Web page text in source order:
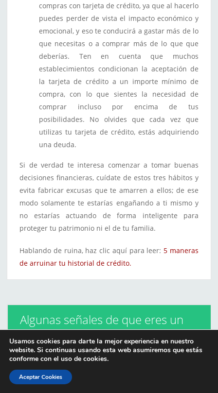
compras con tarjeta de crédito, ya que al hacerlo
puedes perder de vista el impacto económico y
emocional, y eso te conducirá a gastar más de lo
que necesitas o a comprar más de lo que que
deberías. Ten en cuenta que muchos
establecimientos condicionan la aceptación de
la tarjeta de crédito a un importe mínimo de
compra, con lo que sientes la necesidad de
comprar incluso por encima de tus
posibilidades. No olvides que cada vez que
utilizas tu tarjeta de crédito, estás adquiriendo
una deuda.
Si de verdad te interesa comenzar a tomar buenas
decisiones financieras, cuídate de estos tres hábitos y
evita fabricar excusas que te amarren a ellos; de ese
modo solamente te estarías engañando a ti mismo y
no estarías actuando de forma inteligente para
proteger tu patrimonio ni el de tu familia.
Hablando de ruina, haz clic aquí para leer: 5 maneras
de arruinar tu historial de crédito.
Algunas señales de que eres un
holgazán financiero
07 de August de 2016
/
Educación Financiera,Libertad Financiera
Personales
/
Deja un comentario
Usamos cookies para darte la mejor experiencia en nuestro
website. Si continuas usando esta web asumiremos que estás
conforme con el uso de cookies.
Aceptar Cookies